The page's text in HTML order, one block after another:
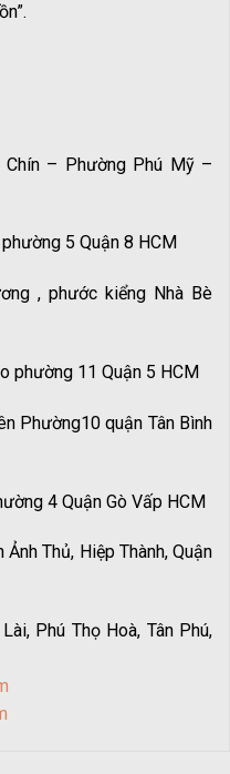
Chín – Phường Phú Mỹ –
5 Quận 8 HCM
, phước kiểng Nhà Bè
phường 11 Quận 5 HCM
Phường10 quận Tân Bình
4 Quận Gò Vấp HCM
Thủ, Hiệp Thành, Quận
Phú Thọ Hoà, Tân Phú,